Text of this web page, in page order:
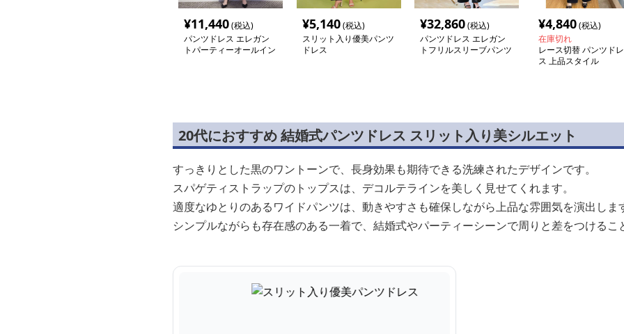
¥11,440(税込)
パンツドレス エレガン
トパーティーオールイン
¥5,140(税込)
スリット入り優美パンツ
ドレス
¥32,860(税込)
パンツドレス エレガン
トフリルスリーブパンツ
¥4,840(税込)
在庫切れ
レース切替 パンツドレ
ス 上品スタイル
20代におすすめ 結婚式パンツドレス スリット入り美シルエット
すっきりとした黒のワントーンで、長身効果も期待できる洗練されたデザインです。
スパゲティストラップのトップスは、デコルテラインを美しく見せてくれます。
適度なゆとりのあるワイドパンツは、動きやすさも確保しながら上品な雰囲気を演出しま
シンプルながらも存在感のある一着で、結婚式やパーティーシーンで周りと差をつけるこ